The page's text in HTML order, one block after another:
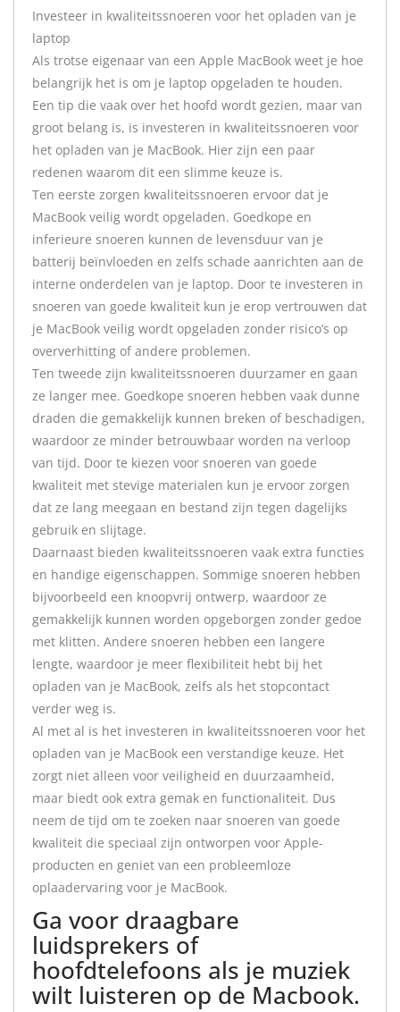
Investeer in kwaliteitssnoeren voor het opladen van je
laptop
Als trotse eigenaar van een Apple MacBook weet je hoe
belangrijk het is om je laptop opgeladen te houden.
Een tip die vaak over het hoofd wordt gezien, maar van
groot belang is, is investeren in kwaliteitssnoeren voor
het opladen van je MacBook. Hier zijn een paar
redenen waarom dit een slimme keuze is.
Ten eerste zorgen kwaliteitssnoeren ervoor dat je
MacBook veilig wordt opgeladen. Goedkope en
inferieure snoeren kunnen de levensduur van je
batterij beïnvloeden en zelfs schade aanrichten aan de
interne onderdelen van je laptop. Door te investeren in
snoeren van goede kwaliteit kun je erop vertrouwen dat
je MacBook veilig wordt opgeladen zonder risico’s op
oververhitting of andere problemen.
Ten tweede zijn kwaliteitssnoeren duurzamer en gaan
ze langer mee. Goedkope snoeren hebben vaak dunne
draden die gemakkelijk kunnen breken of beschadigen,
waardoor ze minder betrouwbaar worden na verloop
van tijd. Door te kiezen voor snoeren van goede
kwaliteit met stevige materialen kun je ervoor zorgen
dat ze lang meegaan en bestand zijn tegen dagelijks
gebruik en slijtage.
Daarnaast bieden kwaliteitssnoeren vaak extra functies
en handige eigenschappen. Sommige snoeren hebben
bijvoorbeeld een knoopvrij ontwerp, waardoor ze
gemakkelijk kunnen worden opgeborgen zonder gedoe
met klitten. Andere snoeren hebben een langere
lengte, waardoor je meer flexibiliteit hebt bij het
opladen van je MacBook, zelfs als het stopcontact
verder weg is.
Al met al is het investeren in kwaliteitssnoeren voor het
opladen van je MacBook een verstandige keuze. Het
zorgt niet alleen voor veiligheid en duurzaamheid,
maar biedt ook extra gemak en functionaliteit. Dus
neem de tijd om te zoeken naar snoeren van goede
kwaliteit die speciaal zijn ontworpen voor Apple-
producten en geniet van een probleemloze
oplaadervaring voor je MacBook.
Ga voor draagbare
luidsprekers of
hoofdtelefoons als je muziek
wilt luisteren op de Macbook.